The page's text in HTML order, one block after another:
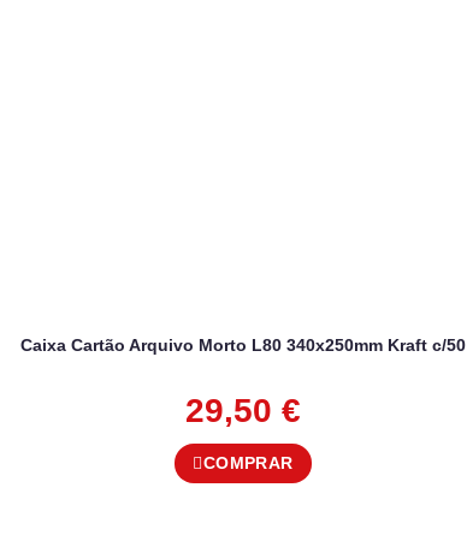
Caixa Cartão Arquivo Morto L80 340x250mm Kraft c/50
29,50 €
COMPRAR